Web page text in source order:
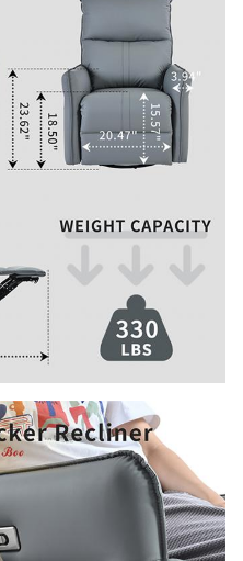
9460-blauw-
30-45 dagen
Afdelingssofa
(Verenigde
Redde Boo
Professionele
bankfabriek
met 16 jaar
ervaring in
handel